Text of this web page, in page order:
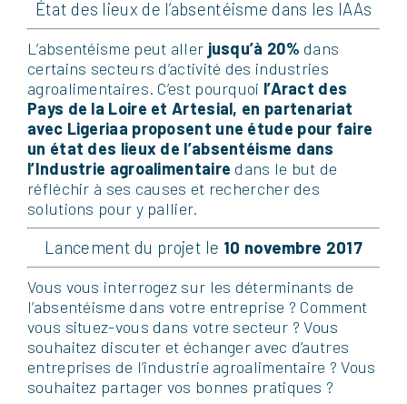
État des lieux de l’absentéisme dans les IAAs
L’absentéisme peut aller jusqu’à 20% dans
certains secteurs d’activité des industries
agroalimentaires. C’est pourquoi l’Aract des
Pays de la Loire et Artesial, en partenariat
avec Ligeriaa proposent une étude pour faire
un état des lieux de l’absentéisme dans
l’Industrie agroalimentaire dans le but de
réfléchir à ses causes et rechercher des
solutions pour y pallier.
Lancement du projet le 10 novembre 2017
Vous vous interrogez sur les déterminants de
l’absentéisme dans votre entreprise ? Comment
vous situez-vous dans votre secteur ? Vous
souhaitez discuter et échanger avec d’autres
entreprises de l’industrie agroalimentaire ? Vous
souhaitez partager vos bonnes pratiques ?